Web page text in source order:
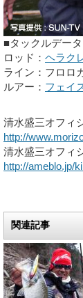
■タックルデータ
ロッド： ヘラク
ライン：フロロ
ルアー： フェイ
清水盛三オフィ
http://
清水盛三オフィ
http://ameblo.jp/
関連記事